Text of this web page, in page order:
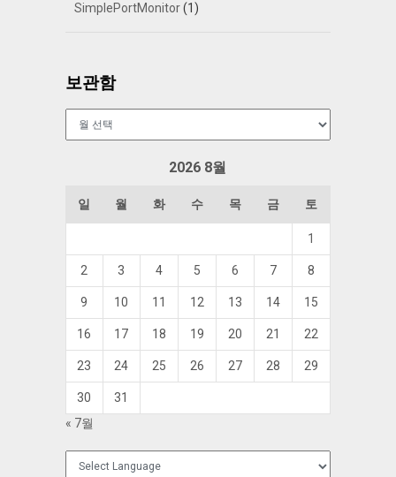
SimplePortMonitor(1)
보관함
2026 8월
일 월 화 수 목 금 토
1
2 3 4 5 6 7 8
9 10 11 12 13 14 15
16 17 18 19 20 21 22
23 24 25 26 27 28 29
30
31
« 7월